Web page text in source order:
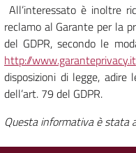
All’interessato è inoltre
reclamo al Garante per la
del GDPR, secondo le
http://www.garanteprivacy.it
disposizioni di legge, adire
dell’art. 79 del GDPR.
Questa informativa è stata